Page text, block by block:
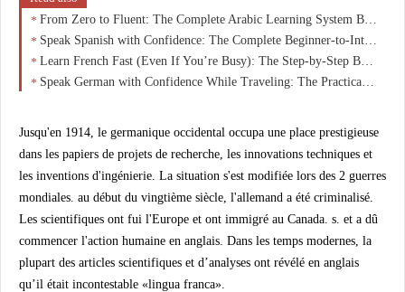
From Zero to Fluent: The Complete Arabic Learning System Beginners Wish They Started With
Speak Spanish with Confidence: The Complete Beginner-to-Intermediate Guide That Actually Works
Learn French Fast (Even If You’re Busy): The Step-by-Step Beginner Course That Actually Works
Speak German with Confidence While Traveling: The Practical Beginner’s Guide You Actually Need
Jusqu'en 1914, le germanique occidental occupa une place prestigieuse
dans les papiers de projets de recherche, les innovations techniques et
les inventions d'ingénierie. La situation s'est modifiée lors des 2 guerres
mondiales. au début du vingtième siècle, l'allemand a été criminalisé.
Les scientifiques ont fui l'Europe et ont immigré au Canada. s. et a dû
commencer l'action humaine en anglais. Dans les temps modernes, la
plupart des articles scientifiques et d’analyses ont révélé en anglais
qu’il était incontestable «lingua franca».